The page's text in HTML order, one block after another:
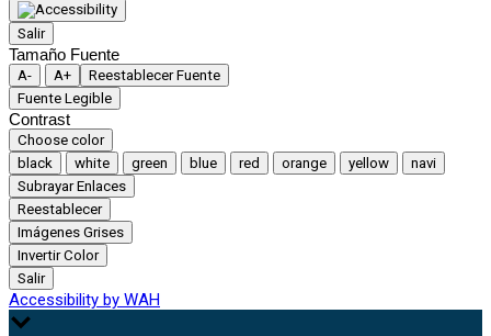
Salir
Tamaño Fuente
A- A+
Reestablecer Fuente
Fuente Legible
Contrast
Choose color
black
white green blue red orange yellow
navi
Subrayar Enlaces
Reestablecer
Imágenes Grises
Invertir Color
Salir
Accessibility by WAH